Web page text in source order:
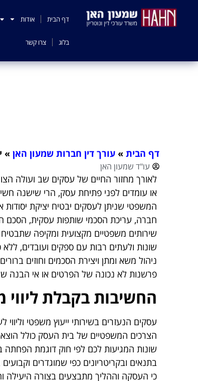
דף הבית אודות
בלוג צרו קשר
דף הבית »עורך דין חברות שמעון האן »
עו"ד שמעון האן
לאורך מחזור החיים של עסקים שב ועולה
או עומדים לפני פתיחת עסק, הרי שישנה
המשפטי שניתן לעסקים יבטיח יציקת יסודות
חברה, עריכת הסכמי שותפות עסקית,
שירותים משפטיים מקצועית ומקיפה
שונות ולעתים רבות עם ספקים ועובדים,
ניהול משא ומתן ויצירת הסכמים וחוזים
פרשנות לא נכונה של הפרטים או אי הבנה
החשיבות בקבלת
עסקים הנעזרים בשירותי ייעוץ משפטי
הצרכים המשפטיים של בית העסק כולל
שונות המגיעות לכם לפי חוק דוגמת
בתנאים ובקריטריונים כפי שמוגדרים
כי העסקה וההליך מתבצעים בצורה היעילה